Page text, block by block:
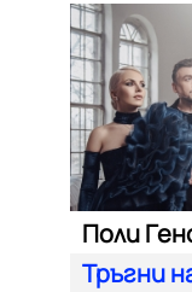
Поли
Тръгни